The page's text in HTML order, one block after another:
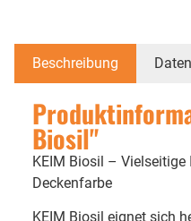
Beschreibung
Biosil"
KEIM Biosil – Vielseitige
Deckenfarbe
KEIM Biosil eignet sich